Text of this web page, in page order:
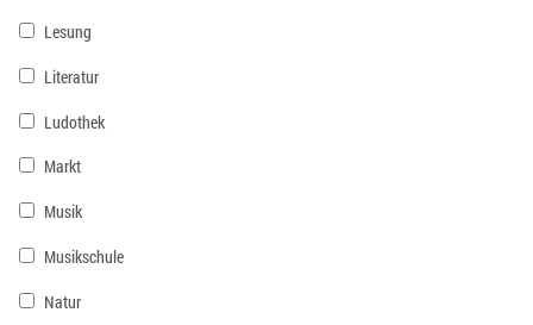
Lesung
Literatur
Ludothek
Markt
Musik
Musikschule
Natur